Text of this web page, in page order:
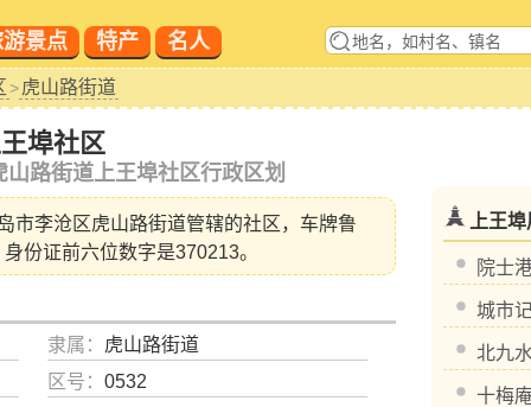
景点 特产 名人
>虎山路街道
埠社区
路街道上王埠社区行政区划
市李沧区虎山路街道管辖的社区，车牌鲁
份证前六位数字是370213。
隶属： 虎山路街道
区号： 0532
上王
院士
城市
北九
十梅